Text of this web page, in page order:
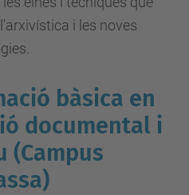
i les noves
bàsica en
documental i
(Campus